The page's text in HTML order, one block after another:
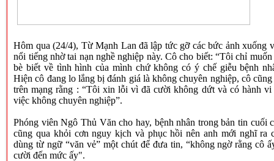
Hôm qua (24/4), Từ Mạnh Lan đã lập tức gỡ các bức ảnh xuống
nổi tiếng nhờ tai nạn nghề nghiệp này. Cô cho biết: “Tôi chỉ muốn
bè biết về tình hình của mình chứ không có ý chế giễu bệnh
Hiện cô đang lo lắng bị đánh giá là không chuyên nghiệp, cô
trên mạng rằng : “Tôi xin lỗi vì đã cười không dứt và có hành vi
việc không chuyên nghiệp”.
Phóng viên Ngô Thủ Văn cho hay, bệnh nhân trong bản tin cuối
cũng qua khỏi cơn nguy kịch và phục hồi nên anh mới nghĩ ra
dùng từ ngữ “văn vẻ” một chút để đưa tin, “không ngờ rằng cô
cười đến mức ấy".